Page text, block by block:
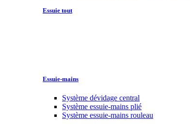
Essuie tout
Essuie-mains
Système dévidage central
Système essuie-mains plié
Système essuie-mains rouleau